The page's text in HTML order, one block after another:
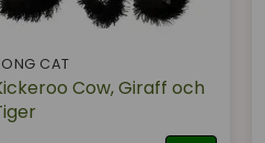
CAT
Cow, Giraff och